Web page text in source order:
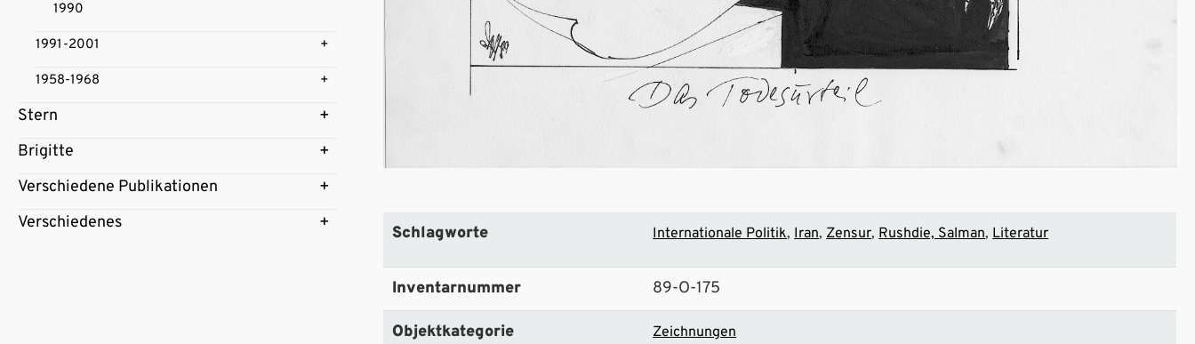
1990
1991-2001
1958-1968
Stern
Brigitte
Verschiedene Publikationen
Verschiedenes
Schlagworte Internationale Politik Iran Zensur Rushdie, Salman Literatur
Inventarnummer 89-O-175
Objektkategorie Zeichnungen